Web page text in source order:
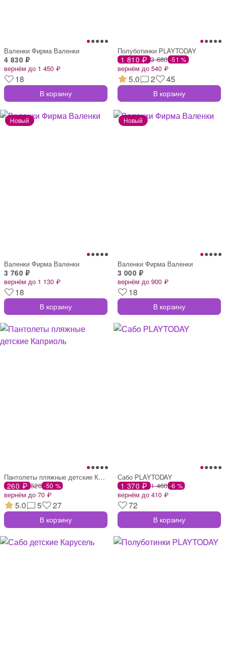
Валенки Фирма Валенки
4 830 ₽
вернём до 1 450 ₽
18
В корзину
Полуботинки PLAYTODAY
1 810 ₽ 3 680 -51 %
вернём до 540 ₽
5.0 2 45
В корзину
Валенки Фирма Валенки
3 760 ₽
вернём до 1 130 ₽
18
В корзину
Валенки Фирма Валенки
3 000 ₽
вернём до 900 ₽
18
В корзину
Пантолеты пляжные детские Каприоль
260 ₽ 520 -50 %
вернём до 70 ₽
5.0 5 27
В корзину
Сабо PLAYTODAY
1 370 ₽ 1 460 -6 %
вернём до 410 ₽
72
В корзину